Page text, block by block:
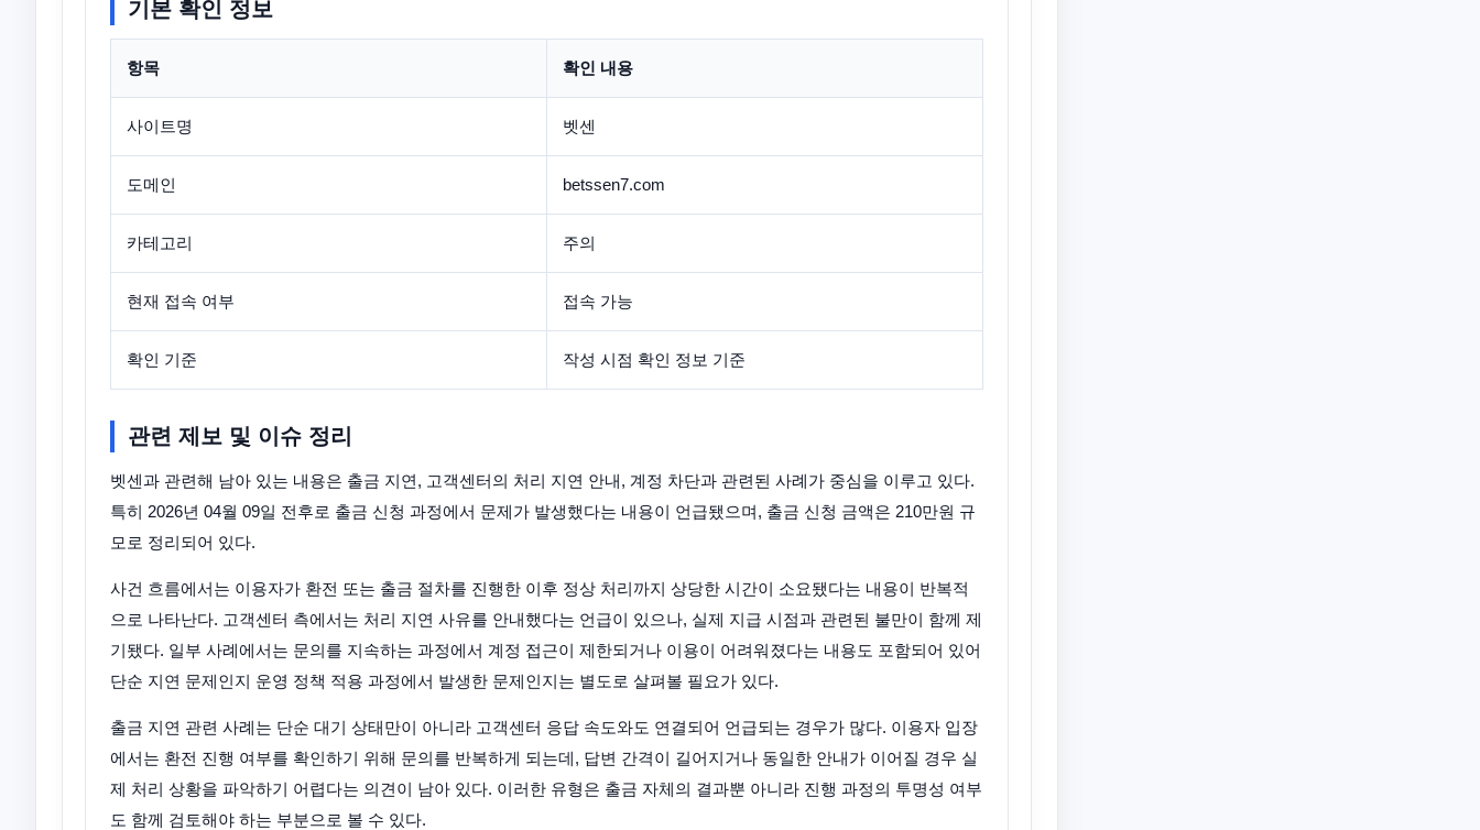
기본 확인 정보
항목 확인 내용
사이트명 벳센
도메인 betssen7.com
카테고리 주의
현재 접속 여부 접속 가능
확인 기준 작성 시점 확인 정보 기준
관련 제보 및 이슈 정리
벳센과 관련해 남아 있는 내용은 출금 지연, 고객센터의 처리 지연 안내, 계정 차단과 관련된 사례가 중심을 이루고 있다.
특히 2026년 04월 09일 전후로 출금 신청 과정에서 문제가 발생했다는 내용이 언급됐으며, 출금 신청 금액은 210만원 규
모로 정리되어 있다.
사건 흐름에서는 이용자가 환전 또는 출금 절차를 진행한 이후 정상 처리까지 상당한 시간이 소요됐다는 내용이 반복적
으로 나타난다. 고객센터 측에서는 처리 지연 사유를 안내했다는 언급이 있으나, 실제 지급 시점과 관련된 불만이 함께 제
기됐다. 일부 사례에서는 문의를 지속하는 과정에서 계정 접근이 제한되거나 이용이 어려워졌다는 내용도 포함되어 있어
단순 지연 문제인지 운영 정책 적용 과정에서 발생한 문제인지는 별도로 살펴볼 필요가 있다.
출금 지연 관련 사례는 단순 대기 상태만이 아니라 고객센터 응답 속도와도 연결되어 언급되는 경우가 많다. 이용자 입장
에서는 환전 진행 여부를 확인하기 위해 문의를 반복하게 되는데, 답변 간격이 길어지거나 동일한 안내가 이어질 경우 실
제 처리 상황을 파악하기 어렵다는 의견이 남아 있다. 이러한 유형은 출금 자체의 결과뿐 아니라 진행 과정의 투명성 여부
도 함께 검토해야 하는 부분으로 볼 수 있다.